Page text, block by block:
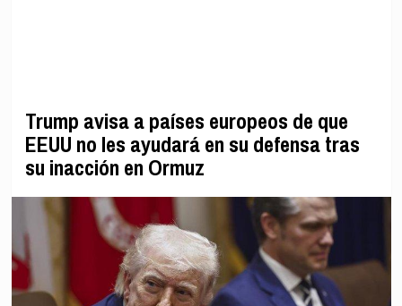
Trump avisa a países europeos de que
EEUU no les ayudará en su defensa tras
su inacción en Ormuz